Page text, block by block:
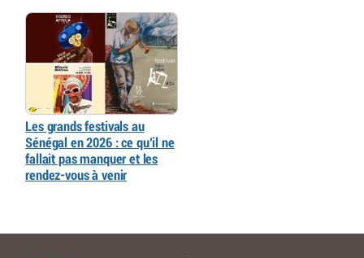
Les grands festivals au
Sénégal en 2026 : ce qu’il ne
fallait pas manquer et les
rendez-vous à venir